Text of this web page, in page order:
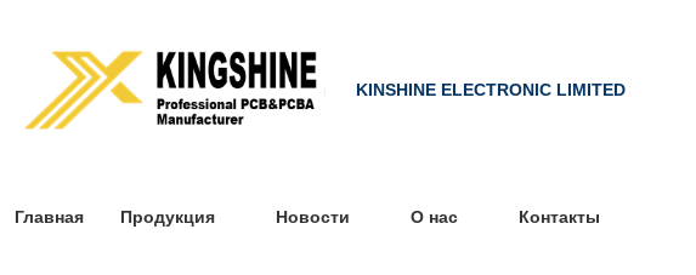
KINSHINE ELECTRONIC LIMITED
Главная Продукция Новости О нас Контакты